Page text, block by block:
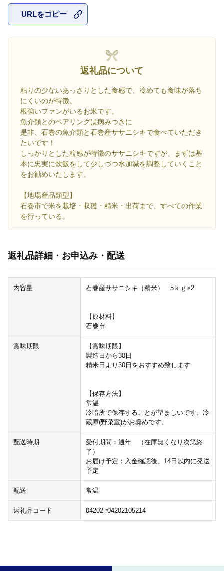
URLをコピー
返礼品について
粘りの少ないあっさりとした食感で、冷めても食味が落ち
にくいのが特徴。
根強いファンがいるお米です。
魚介類とのペアリングは病みつきに
是非、石巻の魚介類と石巻産ササニシキで食べていただき
たいです！
しっかりとした粒感が特徴のササニシキですが、まずは基
本に忠実に炊飯をして少しづつ水加減を調整していくこと
をお勧めいたします。
【地場産品類型】
石巻市で米を栽培・収穫・精米・出荷まで、すべての作業
を行っている。
返礼品詳細・お申込み・配送
内容量 石巻産ササニシキ（精米） 5ｋｇ×2
【原材料】
石巻市
賞味期限
【賞味期限】
製造日から30日
精米日より30日をおすすめ致します
【保存方法】
常温
冷暗所で保存することが望ましいです。冷
蔵庫(野菜室)がお奨めです。
配送時期
受付期間：通年 （在庫無くなり次第終
了）
お届け予定：入金確認後、14日以内に発送
予定
配送 常温
返礼品コード 04202-r04202105214